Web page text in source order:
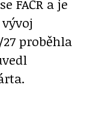
FAČR a je
proběhla